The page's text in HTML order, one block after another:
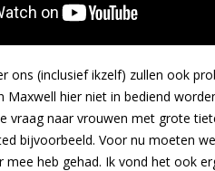
ons (inclusief ikzelf) zullen ook
hier niet in bediend
vraag naar vrouwen met grote
bijvoorbeeld. Voor nu moeten
mee heb gehad. Ik vond het ook